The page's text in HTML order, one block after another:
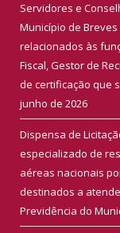
Servidores e
Município de
relacionados às
Fiscal, Gestor de
de certificação que
junho de 2026
Dispensa de
especializado de
aéreas nacionais
destinados a
Previdência do